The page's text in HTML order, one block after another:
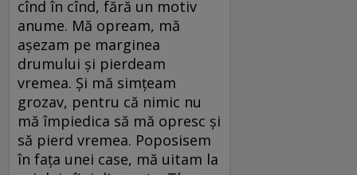
cînd în cînd, fără un motiv
anume. Mă opream, mă
așezam pe marginea
drumului și pierdeam
vremea. Și mă simțeam
grozav, pentru că nimic nu
mă împiedica să mă opresc și
să pierd vremea. Poposisem
în fața unei case, mă uitam la